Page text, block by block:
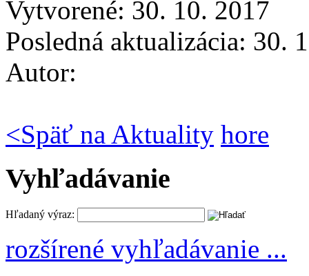
Vytvorené: 30. 10. 2017
Posledná aktualizácia: 30.
Autor:
<Späť na Aktuality hore
Vyhľadávanie
Hľadaný výraz:
rozšírené vyhľadávanie ...